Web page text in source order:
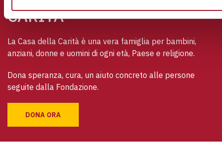
CARITÀ
La Casa della Carità è una vera famiglia per bambini,
anziani, donne e uomini di ogni età, Paese e religione.
Dona speranza, cura, un aiuto concreto alle persone
seguite dalla Fondazione.
DONA ORA